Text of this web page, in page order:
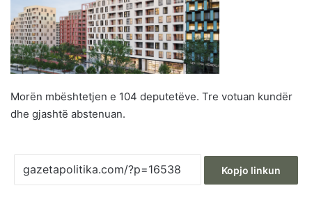
Morën mbështetjen e 104 deputetëve. Tre votuan kundër
dhe gjashtë abstenuan.
Kopjo linkun